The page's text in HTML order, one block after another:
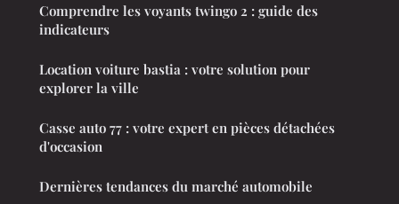
Comprendre les voyants twingo 2 : guide des
indicateurs
Location voiture bastia : votre solution pour
explorer la ville
Casse auto 77 : votre expert en pièces détachées
d'occasion
Dernières tendances du marché automobile